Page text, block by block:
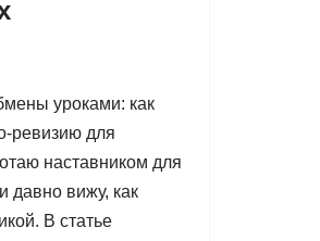
уроками: как
ревизию для
наставником для
давно вижу, как
В статье